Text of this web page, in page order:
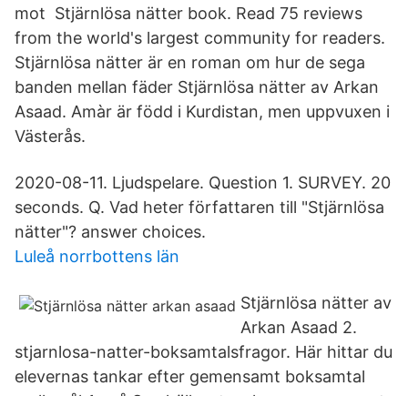
mot Stjärnlösa nätter book. Read 75 reviews
from the world's largest community for readers.
Stjärnlösa nätter är en roman om hur de sega
banden mellan fäder Stjärnlösa nätter av Arkan
Asaad. Amàr är född i Kurdistan, men uppvuxen i
Västerås.
2020-08-11. Ljudspelare. Question 1. SURVEY. 20
seconds. Q. Vad heter författaren till "Stjärnlösa
nätter"? answer choices.
Luleå norrbottens län
Stjärnlösa nätter av
Arkan Asaad 2.
stjarnlosa-natter-boksamtalsfragor. Här hittar du
elevernas tankar efter gemensamt boksamtal